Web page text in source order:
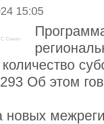
15:05
Санкт-
Об этом
новых